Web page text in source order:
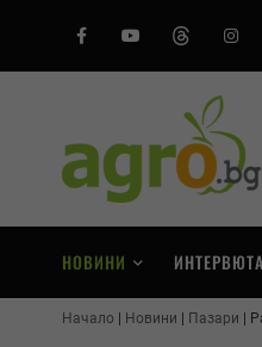
FacebookYoutubeThreads
НОВИНИ ИНТЕРВЮТА
Начало Новини Пазари